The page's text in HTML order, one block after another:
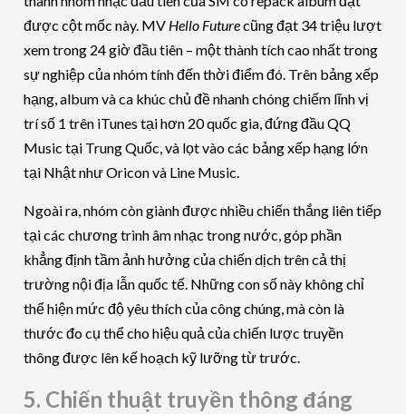
được cột mốc này. MV Hello Futurecũng đạt 34 triệu lượt
xem trong 24 giờ đầu tiên – một thành tích cao nhất trong
sự nghiệp của nhóm tính đến thời điểm đó. Trên bảng xếp
hạng, album và ca khúc chủ đề nhanh chóng chiếm lĩnh vị
trí số 1 trên iTunes tại hơn 20 quốc gia, đứng đầu QQ
Music tại Trung Quốc, và lọt vào các bảng xếp hạng lớn
tại Nhật như Oricon và Line Music.
Ngoài ra, nhóm còn giành được nhiều chiến thắng liên tiếp
tại các chương trình âm nhạc trong nước, góp phần
khẳng định tầm ảnh hưởng của chiến dịch trên cả thị
trường nội địa lẫn quốc tế. Những con số này không chỉ
thể hiện mức độ yêu thích của công chúng, mà còn là
thước đo cụ thể cho hiệu quả của chiến lược truyền
thông được lên kế hoạch kỹ lưỡng từ trước.
5. Chiến thuật truyền thông đáng